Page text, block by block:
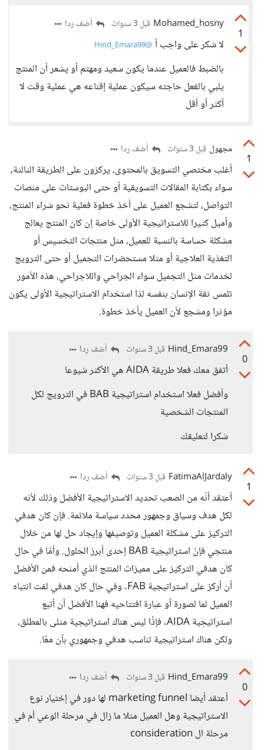
1
Mohamed_hosny قبل 3 سنوات أضف ردا
لا شكر على واجب أ @Hind_Emara99
بالضبط فالعميل عندما يكون سعيد ومهتم أو يشعر أن المنتج
يلبي بالفعل حاجته سيكون عملية إقناعه هي عملية وقت لا
أكثر أو أقل
1
مجهول قبل 3 سنوات أضف ردا
أغلب مختصي التسويق بالمحتوى، يركزون على الطريقة الثالثة،
سواء بكتابة المقالات التسويقية أو حتى البوستات على منصات
التواصل، لتشجع العميل على أخذ خطوة فعلية نحو شراء المنتج،
وأميل كثيرا للاستراتيجية الأولى خاصة إن كان المنتج يعالج
مشكلة حساسة بالنسبة للعميل، مثل منتجات التخسيس أو
التغذية العلاجية أو مثلا مستحضرات التجميل أو حتى الترويج
لخدمات مثل التجميل سواء الجراحي واللاجراحي، هذه الأمور
تلمس ثقة الإنسان بنفسه لذا استخدام الاستراتيجية الأولى يكون
مؤثرا ومشجع لأن العميل يأخذ خطوة.
0
Hind_Emara99 قبل 3 سنوات أضف ردا
أتفق معك فعلا طريقة AIDA هي الأكثر شيوعا
وأفضل فعلا استخدام استراتيجية BAB في الترويج لكل
المنتجات الشخصية
شكرا لتعليقك
1
FatimaAlJardaly قبل 3 سنوات أضف ردا
أعتقد أنّه من الصعب تحديد الاستراتيجية الأفضل وذلك لأنه
لكل هدف وسياق وجمهور محدد سياسة ملائمة. فإن كان هدفي
التركيز على مشكلة العميل وتوصيفها وإيجاد حل لها من خلال
منتجي فإنّ استراتيجية BAB إحدى أبرز الحلول. وأمّا في حال
كان هدفي التركيز على مميزات المنتج الذي أمنحه فمن الأفضل
أن أركز على استراتيجية FAB. وفي حال كان هدفي لفت انتباه
العميل لما لصورة أو عبارة افتتاحيه فهنا الأفضل أن أتبع
استراتيجية AIDA. فإذًا ليس هناك استراتيجية مثلى بالمطلق،
ولكن هناك استراتيجية تناسب هدفي وجمهوري بآن معًا.
0
Hind_Emara99 قبل 3 سنوات أضف ردا
أعتقد أيضا marketing funnel لها دور في إختيار نوع
الاستراتيجية وهل العميل مثلا ما زال في مرحلة الوعي أم في
مرحلة ال consideration